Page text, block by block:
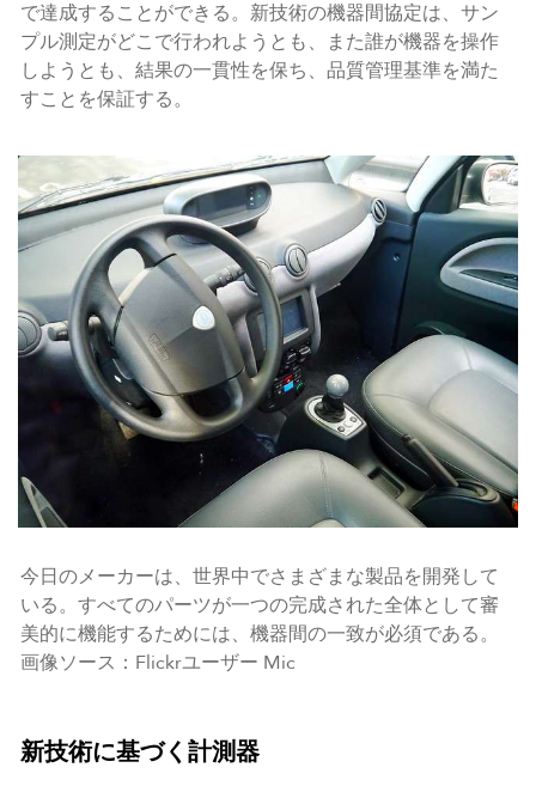
で達成することができる。新技術の機器間協定は、サン
プル測定がどこで行われようとも、また誰が機器を操作
しようとも、結果の一貫性を保ち、品質管理基準を満た
すことを保証する。
今日のメーカーは、世界中でさまざまな製品を開発して
いる。すべてのパーツが一つの完成された全体として審
美的に機能するためには、機器間の一致が必須である。
画像ソース：Flickrユーザー Mic
新技術に基づく計測器